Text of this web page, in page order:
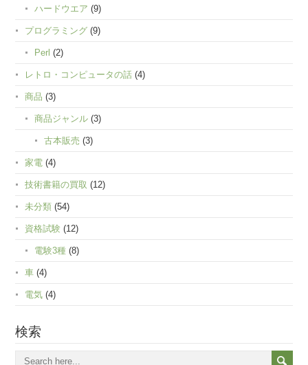
ハードウエア (9)
プログラミング (9)
Perl (2)
レトロ・コンピュータの話 (4)
商品 (3)
商品ジャンル (3)
古本販売 (3)
家電 (4)
技術書籍の買取 (12)
未分類 (54)
資格試験 (12)
電験3種 (8)
車 (4)
電気 (4)
検索